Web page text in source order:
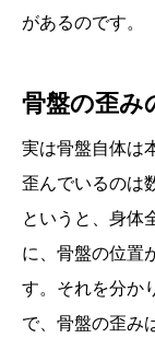
があるのです。
骨盤の歪み
実は骨盤自体は
歪んでいるのは
というと、身体
に、骨盤の位置
す。それを分か
で、骨盤の歪み